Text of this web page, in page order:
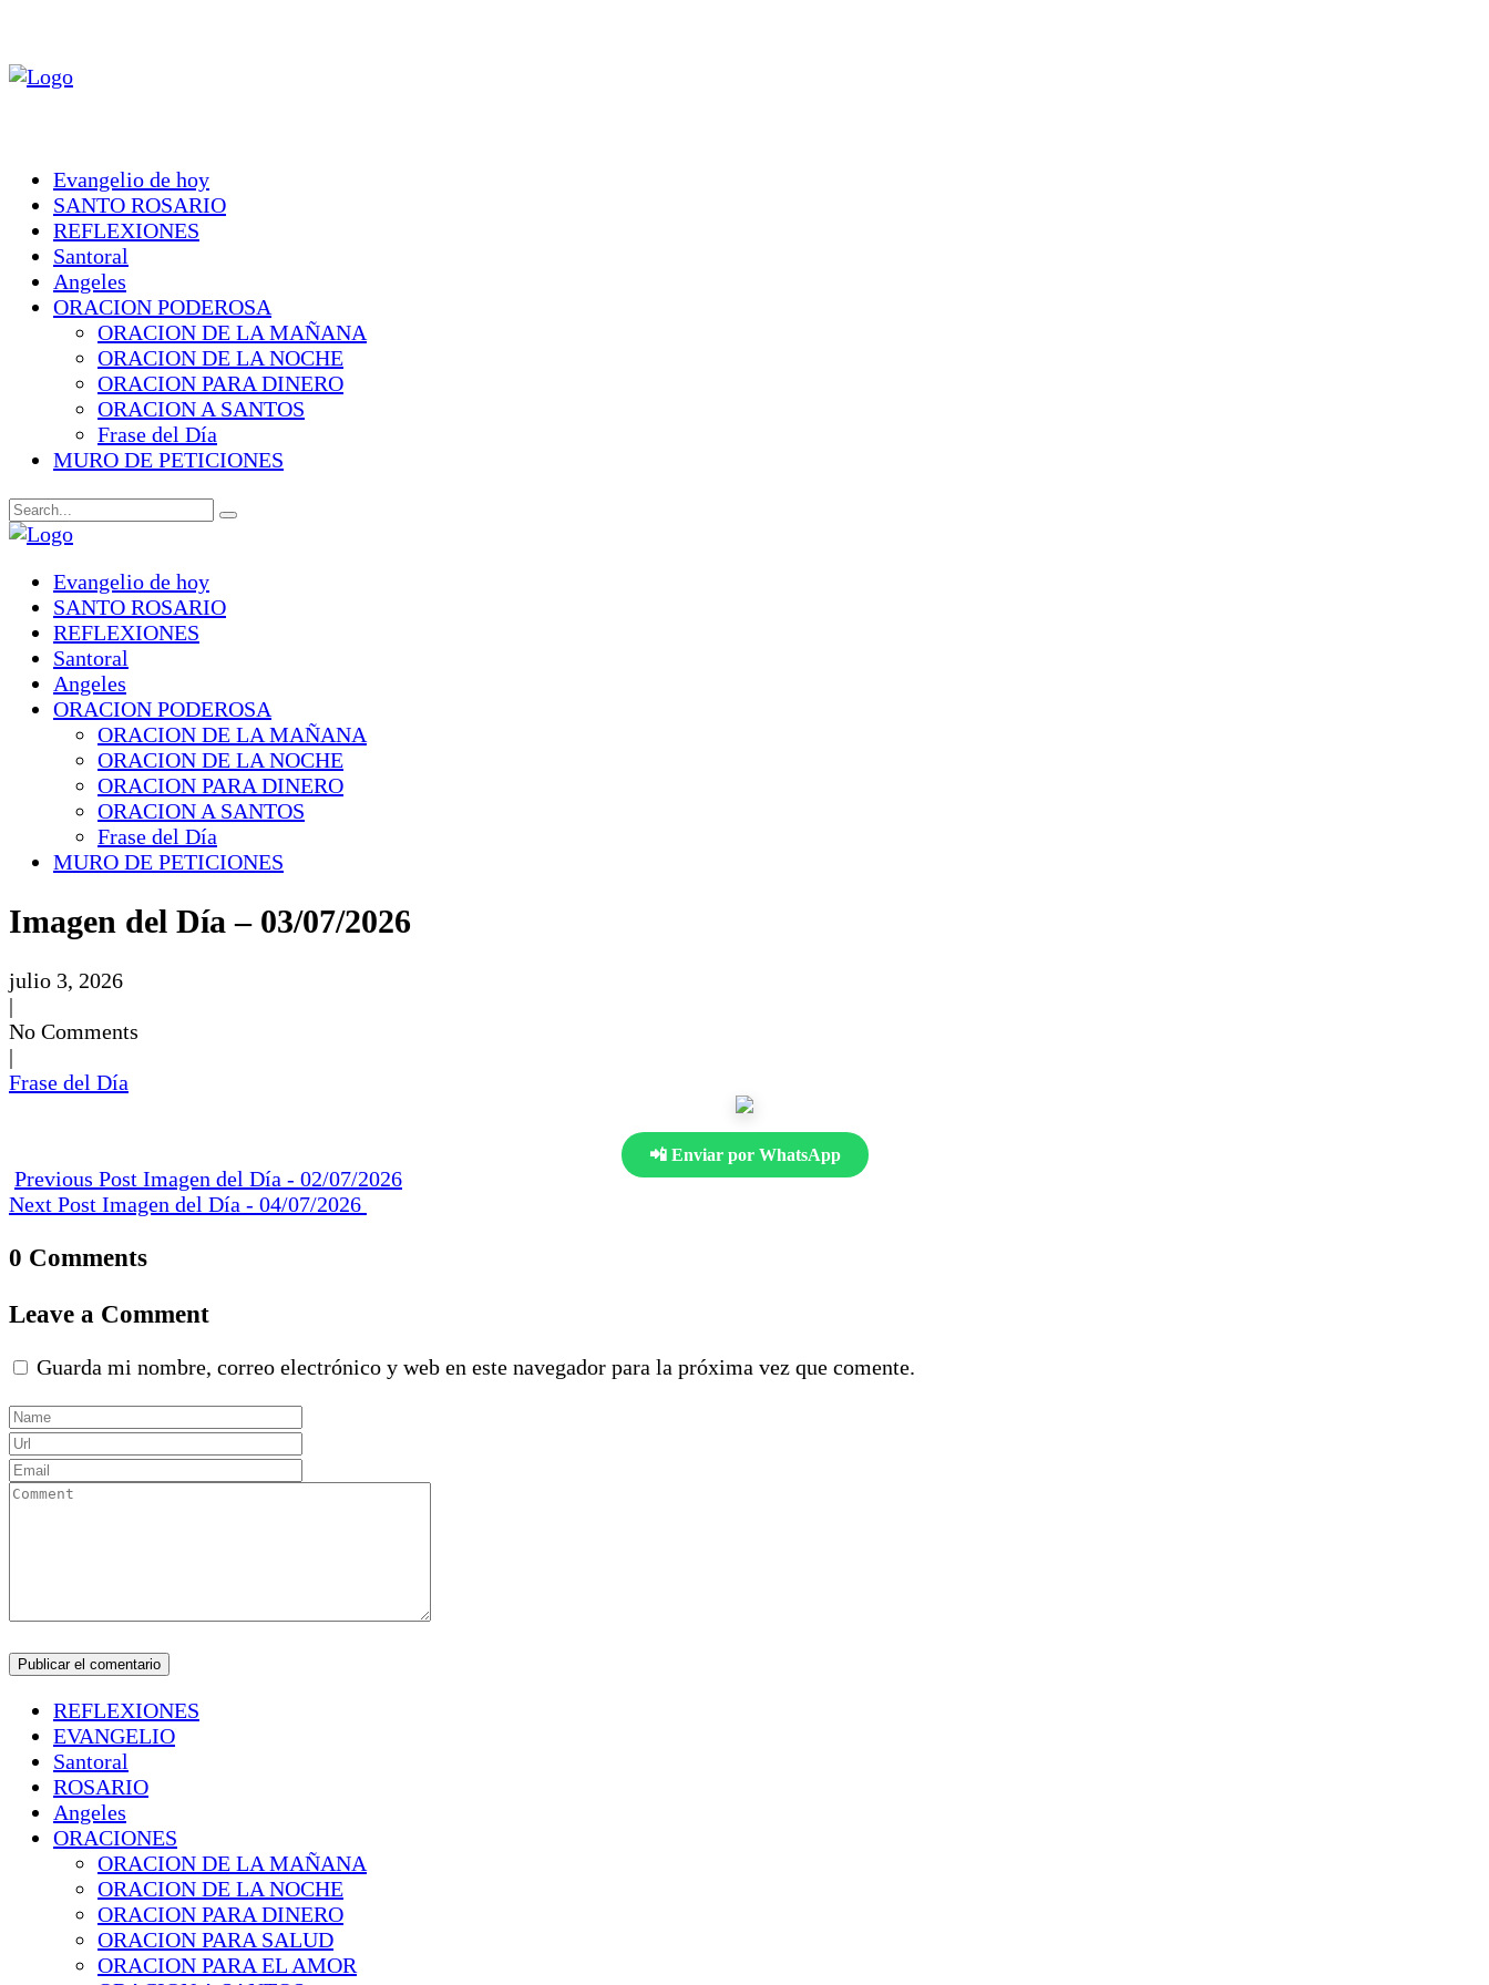
Evangelio de hoy
SANTO ROSARIO
REFLEXIONES
Santoral
Angeles
ORACION PODEROSA
ORACION DE LA MAÑANA
ORACION DE LA NOCHE
ORACION PARA DINERO
ORACION A SANTOS
Frase del Día
MURO DE PETICIONES
Evangelio de hoy
SANTO ROSARIO
REFLEXIONES
Santoral
Angeles
ORACION PODEROSA
ORACION DE LA MAÑANA
ORACION DE LA NOCHE
ORACION PARA DINERO
ORACION A SANTOS
Frase del Día
MURO DE PETICIONES
Imagen del Día – 03/07/2026
julio 3, 2026
|
No Comments
|
Frase del Día
📲 Enviar por WhatsApp
Previous Post Imagen del Día - 02/07/2026
Next Post Imagen del Día - 04/07/2026
0 Comments
Leave a Comment
Guarda mi nombre, correo electrónico y web en este navegador para la próxima vez que comente.
REFLEXIONES
EVANGELIO
Santoral
ROSARIO
Angeles
ORACIONES
ORACION DE LA MAÑANA
ORACION DE LA NOCHE
ORACION PARA DINERO
ORACION PARA SALUD
ORACION PARA EL AMOR